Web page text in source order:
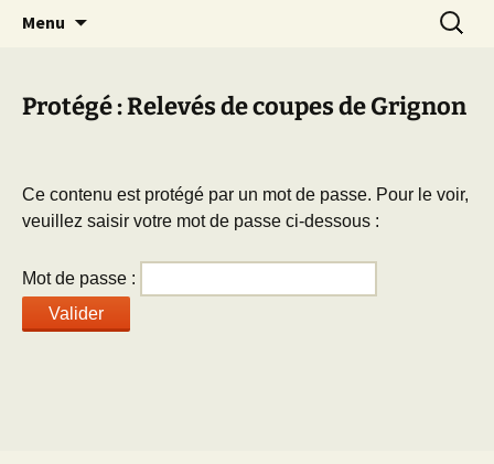
Menu
Protégé : Relevés de coupes de Grignon
Ce contenu est protégé par un mot de passe. Pour le voir,
veuillez saisir votre mot de passe ci-dessous :
Mot de passe :